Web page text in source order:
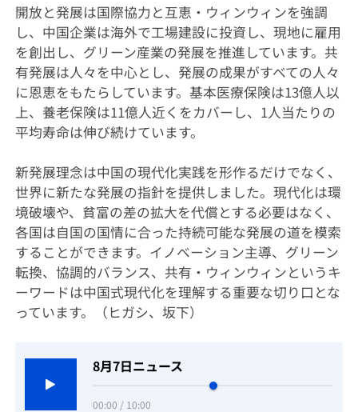
開放と発展は国際協力と互恵・ウィンウィンを強調
し、中国企業は海外で工場建設に投資し、現地に雇用
を創出し、グリーン産業の発展を推進しています。共
有発展は人々を中心とし、発展の成果がすべての人々
に恩恵をもたらしています。基本医療保険は13億人以
上、養老保険は11億人近くをカバーし、1人当たりの
平均寿命は伸び続けています。
新発展理念は中国の現代化実践を形作るだけでなく、
世界に新たな発展の指針を提供しました。現代化は環
境破壊や、貧富の差の拡大を代償とする必要はなく、
各国は自国の国情に合った持続可能な発展の道を模索
することができます。イノベーション主導、グリーン
転換、協調的バランス、共有・ウィンウィンというキ
ーワードは中国式現代化を理解する重要な切り口とな
っています。（ヒガシ、坂下）
8月7日ニュース
00:00 / 10:00